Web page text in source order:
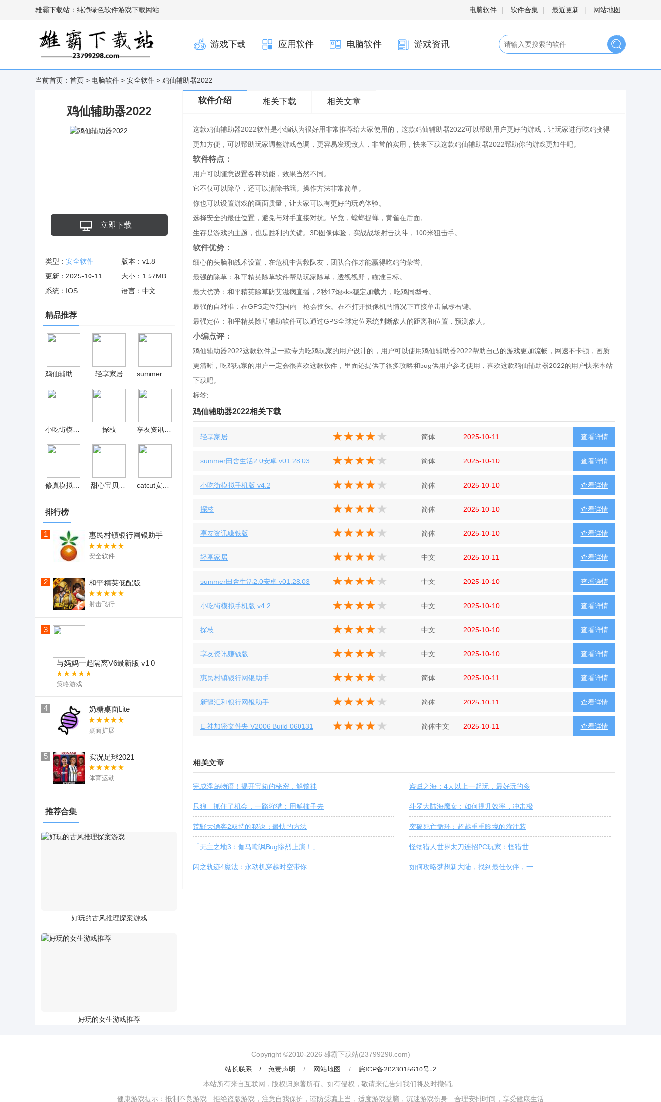
雄霸下载站：纯净绿色软件游戏下载网站 电脑软件 | 软件合集 | 最近更新 | 网站地图
游戏下载 应用软件 电脑软件 游戏资讯
当前首页： 首页 > 电脑软件 > 安全软件 > 鸡仙辅助器2022
鸡仙辅助器2022
立即下载
类型： 安全软件
版本：v1.8
大小：1.57MB
系统：IOS
语言：中文
精品推荐
轻享家居
探枝
排行榜
1 惠民村镇银行网银助手
安全软件
2 和平精英低配版
射击飞行
3
与妈妈一起隔离V6最新版 v1.0
策略游戏
4 奶糖桌面Lite
桌面扩展
5 实况足球2021
体育运动
推荐合集
好玩的古风推理探案游戏
好玩的女生游戏推荐
软件介绍 相关下载 相关文章
这款鸡仙辅助器2022软件是小编认为很好用非常推荐给大家使用的，这款鸡仙辅助器2022可以帮助用户更好的游戏，让玩家进行吃鸡变得
更加方便，可以帮助玩家调整游戏色调，更容易发现敌人，非常的实用，快来下载这款鸡仙辅助器2022帮助你的游戏更加牛吧。
软件特点：
用户可以随意设置各种功能，效果当然不同。
它不仅可以除草，还可以清除书籍。操作方法非常简单。
你也可以设置游戏的画面质量，让大家可以有更好的玩鸡体验。
选择安全的最佳位置，避免与对手直接对抗。毕竟，螳螂捉蝉，黄雀在后面。
生存是游戏的主题，也是胜利的关键。3D图像体验，实战战场射击决斗，100米狙击手。
软件优势：
细心的头脑和战术设置，在危机中营救队友，团队合作才能赢得吃鸡的荣誉。
最强的除草：和平精英除草软件帮助玩家除草，透视视野，瞄准目标。
最大优势：和平精英除草防艾滋病直播，2秒17炮sks稳定加载力，吃鸡同型号。
最强的自对准：在GPS定位范围内，枪会摇头。在不打开摄像机的情况下直接单击鼠标右键。
最强定位：和平精英除草辅助软件可以通过GPS全球定位系统判断敌人的距离和位置，预测敌人。
小编点评：
鸡仙辅助器2022这款软件是一款专为吃鸡玩家的用户设计的，用户可以使用鸡仙辅助器2022帮助自己的游戏更加流畅，网速不卡顿，画质
更清晰，吃鸡玩家的用户一定会很喜欢这款软件，里面还提供了很多攻略和bug供用户参考使用，喜欢这款鸡仙辅助器2022的用户快来本站
下载吧。
标签:
鸡仙辅助器2022相关下载
查看详情
轻享家居 简体 2025-10-11
查看详情
summer田舍生活2.0安卓 v01.28.03 简体 2025-10-10
查看详情
小吃街模拟手机版 v4.2 简体 2025-10-10
查看详情
探枝 简体 2025-10-10
查看详情
享友资讯赚钱版 简体 2025-10-10
查看详情
轻享家居 中文 2025-10-11
查看详情
summer田舍生活2.0安卓 v01.28.03 中文 2025-10-10
查看详情
小吃街模拟手机版 v4.2 中文 2025-10-10
查看详情
探枝 中文 2025-10-10
查看详情
享友资讯赚钱版 中文 2025-10-10
查看详情
惠民村镇银行网银助手 简体 2025-10-11
查看详情
新疆汇和银行网银助手 简体 2025-10-11
查看详情
E-神加密文件夹 V2006 Build 060131 简体中文 2025-10-11
相关文章
完成浮岛物语！揭开宝箱的秘密，解锁神 盗贼之海：4人以上一起玩，最好玩的多
只狼，抓住了机会，一路狩猎：用鲜柿子去 斗罗大陆海魔女：如何提升效率，冲击极
荒野大镖客2双持的秘诀：最快的方法 突破死亡循环：超越重重险境的灌注装
「无主之地3：伽马嘲讽Bug惨烈上演！」 怪物猎人世界太刀连招PC玩家：怪猎世
闪之轨迹4魔法：永动机穿越时空带你 如何攻略梦想新大陆，找到最佳伙伴，一
Copyright ©2010-2026 雄霸下载站(23799298.com)
站长联系 / 免责声明
/ 网站地图 /
皖ICP备2023015610号-2
本站所有来自互联网，版权归原著所有。如有侵权，敬请来信告知我们将及时撤销。
健康游戏提示：抵制不良游戏，拒绝盗版游戏，注意自我保护，谨防受骗上当，适度游戏益脑，沉迷游戏伤身，合理安排时间，享受健康生活